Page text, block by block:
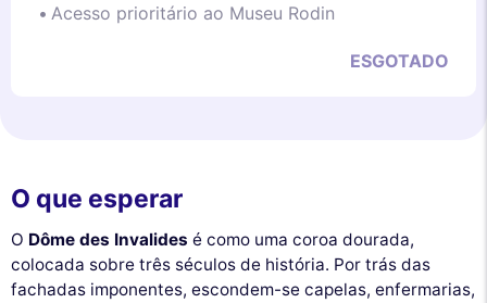
Acesso prioritário ao Museu Rodin
ESGOTADO
O que esperar
O Dôme des Invalides é como uma coroa dourada,
colocada sobre três séculos de história. Por trás das
fachadas imponentes, escondem-se capelas, enfermarias,